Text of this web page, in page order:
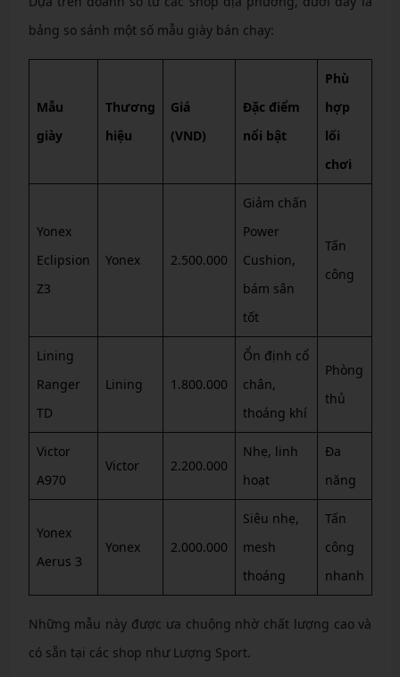
bảng so sánh một số mẫu giày bán chạy:
Mẫu
giày
Thương
hiệu
Giá
(VND)
Đặc điểm
nổi bật
Phù
hợp
lối
chơi
Yonex
Eclipsion
Z3
Yonex 2.500.000
Giảm chấn
Power
Cushion,
bám sân
tốt
Tấn
công
Lining
Ranger
TD
Lining 1.800.000
Ổn định cổ
chân,
thoáng khí
Phòng
thủ
Victor
A970
Victor 2.200.000
Nhẹ, linh
hoạt
Đa
năng
Yonex
Aerus 3
Yonex 2.000.000
Siêu nhẹ,
mesh
thoáng
Tấn
công
nhanh
Những mẫu này được ưa chuộng nhờ chất lượng cao và
có sẵn tại các shop như Lượng Sport.